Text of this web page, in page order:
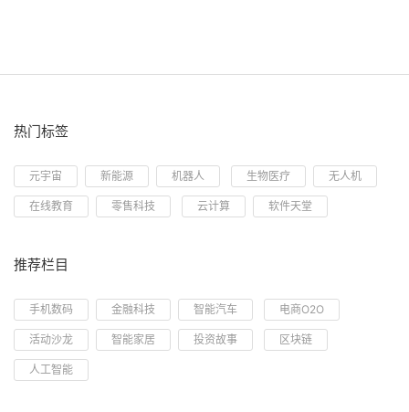
热门标签
元宇宙 新能源 机器人 生物医疗 无人机
在线教育 零售科技 云计算 软件天堂
推荐栏目
手机数码 金融科技 智能汽车 电商O2O
活动沙龙 智能家居 投资故事 区块链
人工智能